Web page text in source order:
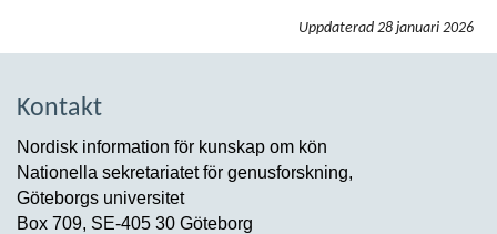
Uppdaterad 28 januari 2026
Kontakt
Nordisk information för kunskap om kön
Nationella sekretariatet för genusforskning,
Göteborgs universitet
Box 709, SE-405 30 Göteborg